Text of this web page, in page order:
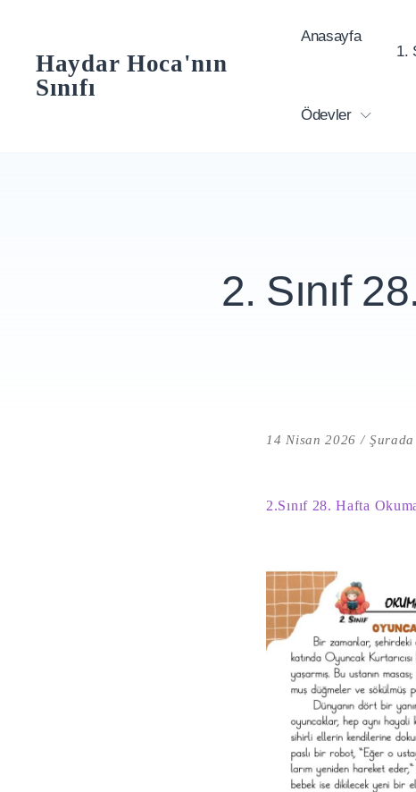
contentHaydar Hoca'nın
Sınıfı
Anasayfa
1.
Ödevler
2. Sınıf
14 Nisan 2026
2.Sınıf 28. Hafta